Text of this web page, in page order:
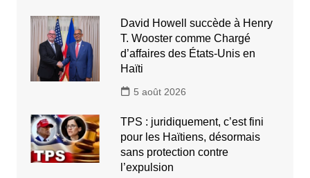
David Howell succède à Henry
T. Wooster comme Chargé
d’affaires des États-Unis en
Haïti
5 août 2026
TPS : juridiquement, c’est fini
pour les Haïtiens, désormais
sans protection contre
l’expulsion